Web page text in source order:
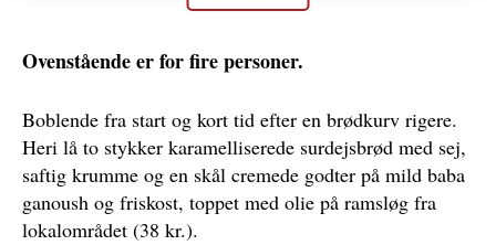
Confiterede vagtellår med sprøde croutoner og
512,-
4 x ristet blæksprutte, sauce vinaigrette og frisé á
130 kr.
3 x ugens ret, stegt helleflynder á 198 kr.
Ovenstående er for fire personer.
Boblende fra start og kort tid efter en brødkurv rigere.
Heri lå to stykker karamelliserede surdejsbrød med sej,
saftig krumme og en skål cremede godter på mild baba
ganoush og friskost, toppet med olie på ramsløg fra
lokalområdet (38 kr.).